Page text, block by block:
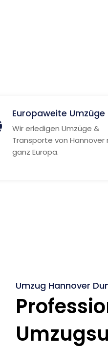
Europaweite Umzüge
Wir erledigen Umzüge &
Transporte von Hannover
ganz Europa.
Umzug Hannover